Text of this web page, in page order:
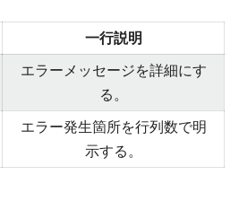
一行説明
エラーメッセージを詳細にす
る。
エラー発生箇所を行列数で明
示する。